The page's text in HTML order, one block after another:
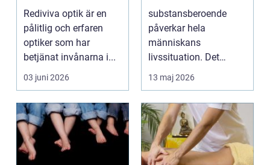
Uppsala
Rediviva optik är en
pålitlig och erfaren
optiker som har
betjänat invånarna i...
03 juni 2026
substansberoende
påverkar hela
människans
livssituation. Det
handlar sällan bara
om alkohol, narkoti...
13 maj 2026